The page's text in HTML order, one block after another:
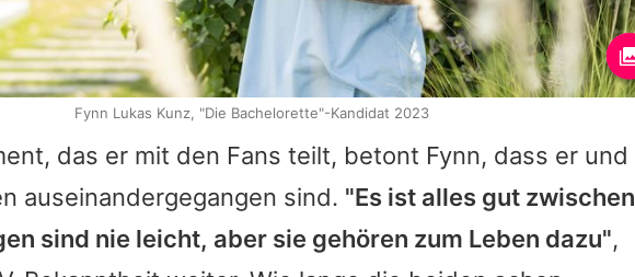
das er mit den Fans teilt, betont Fynn, dass er und
auseinandergegangen sind. "Es ist alles gut zwischen
sind nie leicht, aber sie gehören zum Leben dazu",
Fynn Lukas Kunz, "Die Bachelorette"-Kandidat 2023